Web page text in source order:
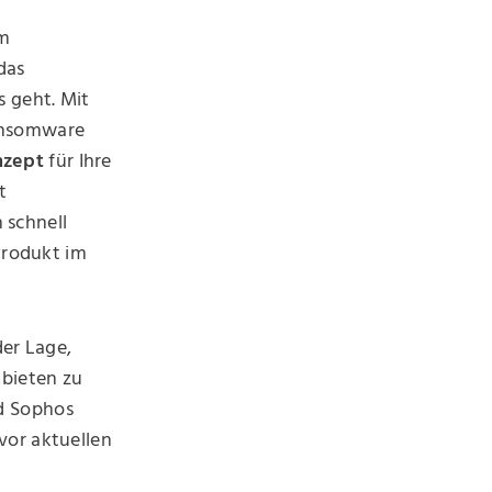
geht. Mit
für Ihre
im
Lage,
zu
Sophos
aktuellen